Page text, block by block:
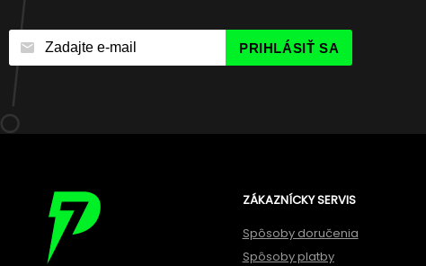
PRIHLÁSIŤ SA
ZÁKAZNÍCKY SERVIS
Spôsoby doručenia
Spôsoby platby